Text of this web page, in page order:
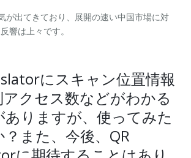
が出てきており、展開の速い中国市場に対
響は上々です。
にスキャン位置情報
クセス数などがわかる
ありますが、使ってみた
また、今後、QR